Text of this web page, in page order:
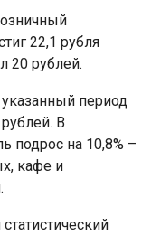
22,1 рубля
20 рублей.
период
В
подрос на 10,8% –
кафе и